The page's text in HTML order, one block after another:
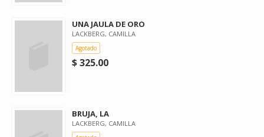
UNA JAULA DE ORO
LACKBERG, CAMILLA
Agotado
$ 325.00
BRUJA, LA
LACKBERG, CAMILLA